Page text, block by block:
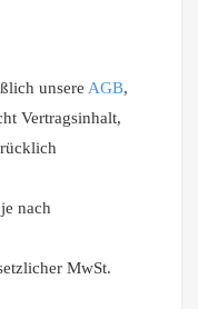
unsere AGB,
Vertragsinhalt,
nach
MwSt.